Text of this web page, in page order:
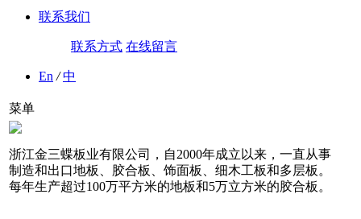
联系我们
联系方式 在线留言
En /中
菜单
浙江金三蝶板业有限公司，自2000年成立以来，一直从事
制造和出口地板、胶合板、饰面板、细木工板和多层板。
每年生产超过100万平方米的地板和5万立方米的胶合板。